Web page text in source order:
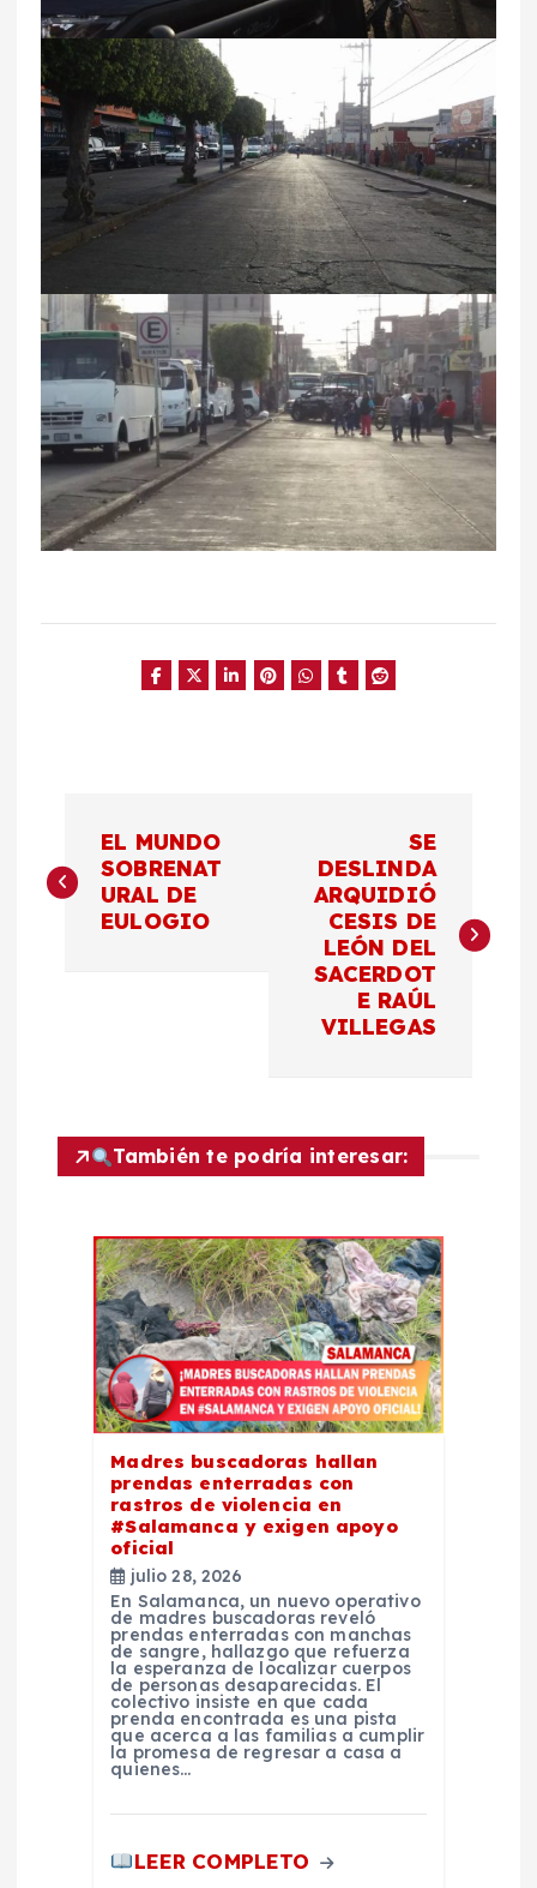
a
c
EL MUNDO
SOBRENAT
URAL DE
EULOGIO
SE
DESLINDA
ARQUIDIÓ
CESIS DE
LEÓN DEL
SACERDOT
E RAÚL
VILLEGAS
También te podría interesar:
Madres buscadoras hallan
prendas enterradas con
rastros de violencia en
#Salamanca y exigen apoyo
oficial
julio 28, 2026
En Salamanca, un nuevo operativo
de madres buscadoras reveló
prendas enterradas con manchas
de sangre, hallazgo que refuerza
la esperanza de localizar cuerpos
de personas desaparecidas. El
colectivo insiste en que cada
prenda encontrada es una pista
que acerca a las familias a cumplir
la promesa de regresar a casa a
quienes…
LEER COMPLETO